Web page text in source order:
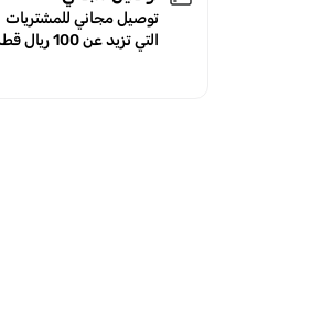
توصيل مجاني للمشتريات
التي تزيد عن 100 ريال قطري